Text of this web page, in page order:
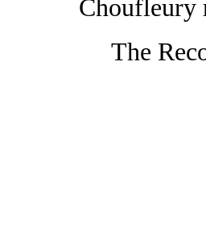
Choufleury
The